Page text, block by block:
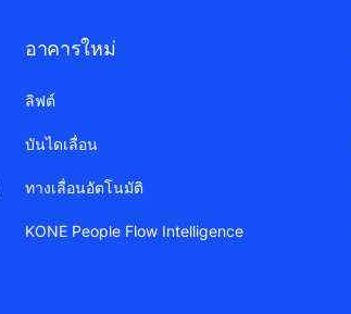
อาคารใหม่
ลิฟต์
บันไดเลื่อน
ทางเลื่อนอัตโนมัติ
KONE People Flow Intelligence